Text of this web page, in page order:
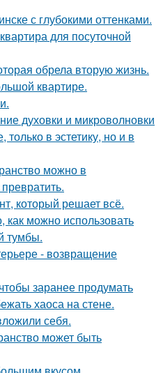
с глубокими оттенками.
для посуточной
обрела вторую жизнь.
квартире.
духовки и микроволновки
в эстетику, но и в
можно в
который решает всё.
можно использовать
тумбы.
- возвращение
заранее продумать
хаоса на стене.
себя.
может быть